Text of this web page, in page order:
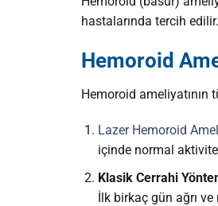
hastalarında tercih edilir.
Hemoroid
Hemoroid ameliyatının
Lazer Hemoroid
içinde normal
Klasik Cerrahi
İlk birkaç gün ağrı